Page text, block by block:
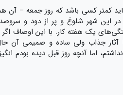
کمتر کسی باشد که روز جمعه – آن
در این شهر شلوغ و پر از دود و
یک هفته کار. با این اوصاف اگر
آثار جذاب ولی ساده و صمیمی آن
اما آنچه روز قبل دیده بودم